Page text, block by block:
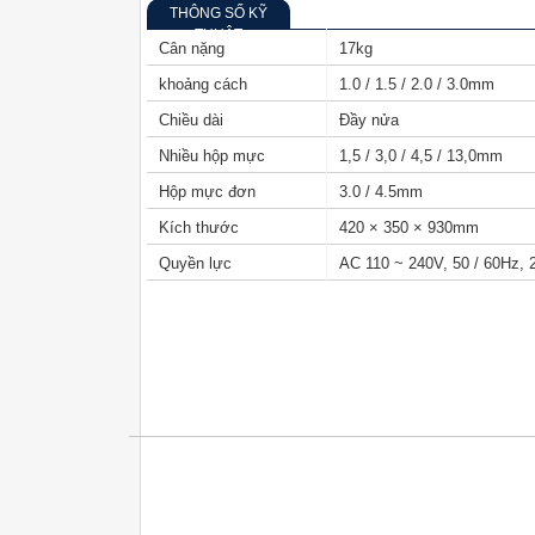
THÔNG SỐ KỸ
THUẬT
Cân nặng
17kg
khoảng cách
1.0 / 1.5 / 2.0 / 3.0mm
Chiều dài
Đầy nửa
Nhiều hộp mực
1,5 / 3,0 / 4,5 / 13,0mm
Hộp mực đơn
3.0 / 4.5mm
Kích thước
420 × 350 × 930mm
Quyền lực
AC 110 ~ 240V, 50 / 60Hz,